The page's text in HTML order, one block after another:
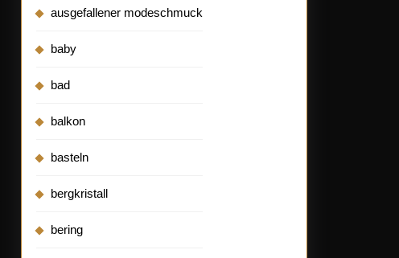
ausgefallener modeschmuck
baby
bad
balkon
basteln
bergkristall
bering